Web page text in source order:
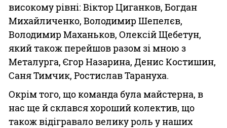
високому рівні: Віктор Циганков, Богдан
Михайличенко, Володимир Шепелєв,
Володимир Маханьков, Олексій Щебетун,
який також перейшов разом зі мною з
Металурга, Єгор Назарина, Денис Костишин,
Саня Тимчик, Ростислав Тарануха.
Окрім того, що команда була майстерна, в
нас ще й склався хороший колектив, що
також відігравало велику роль у наших